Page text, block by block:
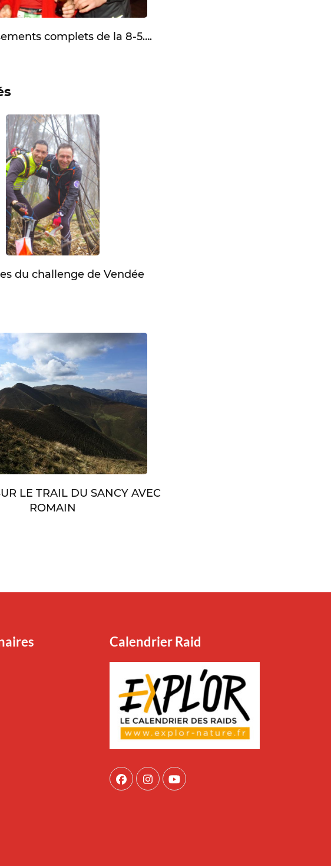
complets de la 8-5….
du challenge de Vendée
LE TRAIL DU SANCY AVEC
ROMAIN
Calendrier Raid